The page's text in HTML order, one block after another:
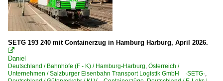
Binnenhafen Anklam GmbH
HPA Lokservicestelle Alte Süderelbe
Museen und Ausstellungen
SETG 193 240 mit Containerzug in Hamburg Harburg, April 2026.

Daniel
Deutschland / Bahnhöfe (F - K) / Hamburg-Harburg, Österreich /
Unternehmen / Salzburger Eisenbahn Transport Logistik GmbH ·SETG·,